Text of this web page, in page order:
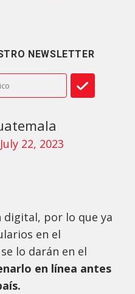
NEWSLETTER
July 22, 2023
digital, por lo que ya
en el
lo darán en el
en línea antes